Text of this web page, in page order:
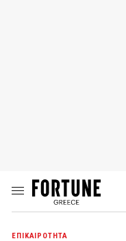
ΕΠΙΚΑΙΡΟΤΗΤΑ